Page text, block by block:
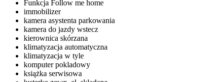
Funkcja Follow me home
immobilizer
kamera asystenta parkowania
kamera do jazdy wstecz
kierownica skórzana
klimatyzacja automatyczna
klimatyzacja w tyle
komputer pokladowy
książka serwisowa